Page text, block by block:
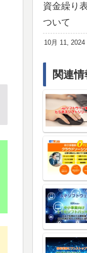
資金繰り
ついて
10月 11, 2024
関連情